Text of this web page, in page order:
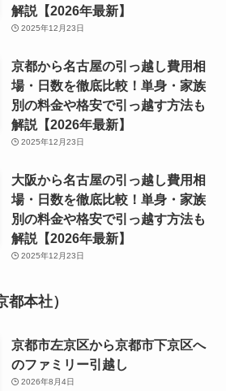
解説【2026年最新】
2025年12月23日
京都から名古屋の引っ越し費用相
場・日数を徹底比較！単身・家族
別の料金や格安で引っ越す方法も
解説【2026年最新】
2025年12月23日
大阪から名古屋の引っ越し費用相
場・日数を徹底比較！単身・家族
別の料金や格安で引っ越す方法も
解説【2026年最新】
2025年12月23日
本社）
京都市左京区から京都市下京区へ
のファミリー引越し
2026年8月4日